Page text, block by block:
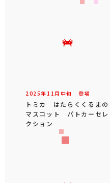
2025年 11 月 中旬 登場
トミカ はたらくくるまの
マスコット パトカーセレ
クション